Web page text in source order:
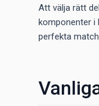
Att välja rätt
komponenter i
perfekta